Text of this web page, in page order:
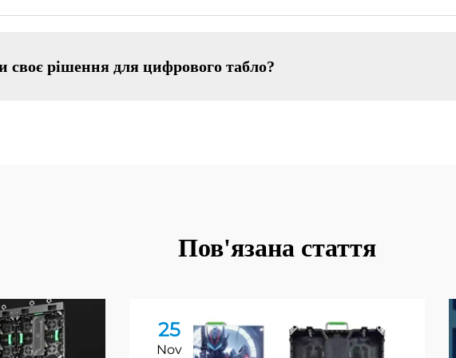
рішення для цифрового табло?
Пов'язана стаття
25
Nov